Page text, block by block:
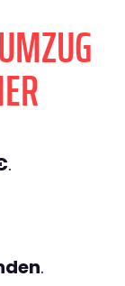
.
.